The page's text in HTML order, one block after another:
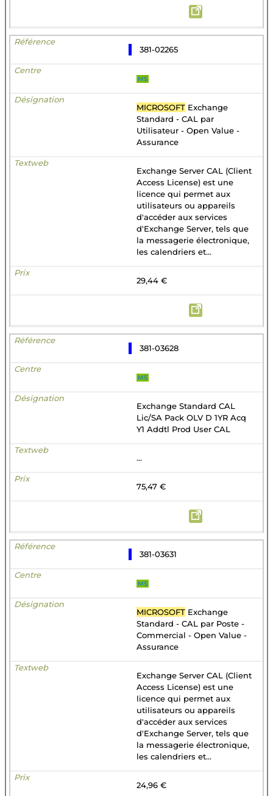
381-02265
MS
MICROSOFT Exchange
Standard - CAL par
Utilisateur - Open Value -
Assurance
Exchange Server CAL (Client
Access License) est une
licence qui permet aux
utilisateurs ou appareils
d'accéder aux services
d'Exchange Server, tels que
la messagerie électronique,
les calendriers et...
29,44 €
381-03628
MS
Exchange Standard CAL
Lic/SA Pack OLV D 1YR Acq
Y1 Addtl Prod User CAL
...
75,47 €
381-03631
MS
MICROSOFT Exchange
Standard - CAL par Poste -
Commercial - Open Value -
Assurance
Exchange Server CAL (Client
Access License) est une
licence qui permet aux
utilisateurs ou appareils
d'accéder aux services
d'Exchange Server, tels que
la messagerie électronique,
les calendriers et...
24,96 €